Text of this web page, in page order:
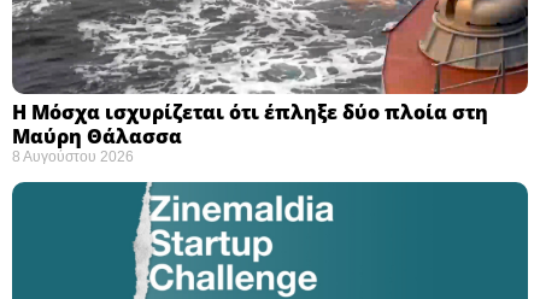
Η Μόσχα ισχυρίζεται ότι έπληξε δύο πλοία στη
Μαύρη Θάλασσα ​
8 Αυγούστου 2026